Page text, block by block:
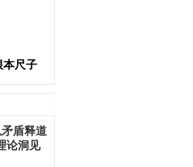
本尺子
盾释道
论洞见